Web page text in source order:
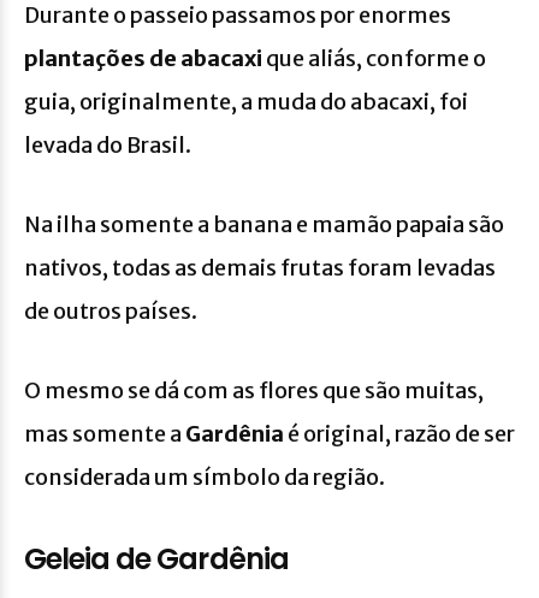
Durante o passeio passamos por enormes
plantações de abacaxi que aliás, conforme o
guia, originalmente, a muda do abacaxi, foi
levada do Brasil.
Na ilha somente a banana e mamão papaia são
nativos, todas as demais frutas foram levadas
de outros países.
O mesmo se dá com as flores que são muitas,
mas somente a Gardênia é original, razão de ser
considerada um símbolo da região.
Geleia de Gardênia